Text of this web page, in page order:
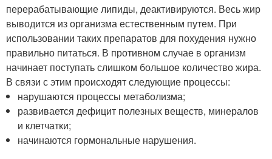
перерабатывающие липиды, деактивируются. Весь жир
выводится из организма естественным путем. При
использовании таких препаратов для похудения нужно
правильно питаться. В противном случае в организм
начинает поступать слишком большое количество жира.
В связи с этим происходят следующие процессы:
нарушаются процессы метаболизма;
развивается дефицит полезных веществ, минералов
и клетчатки;
начинаются гормональные нарушения.